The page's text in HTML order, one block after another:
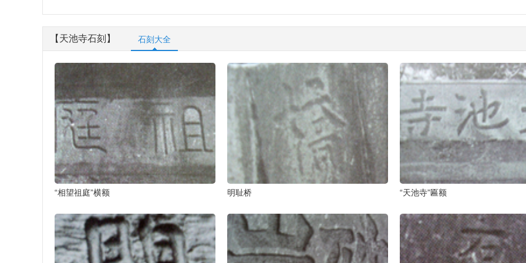
【天池寺石刻】 石刻大全
“相望祖庭”横额 明耻桥 “天池寺”匾额